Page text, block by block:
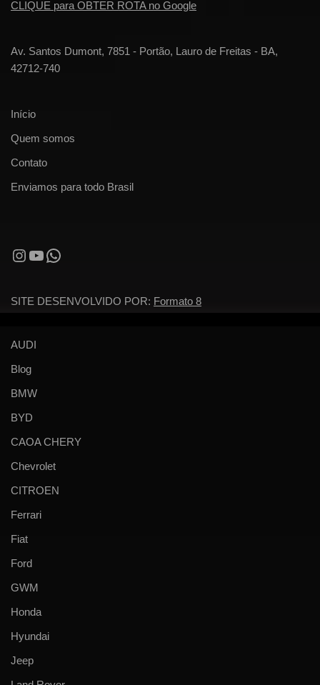
CLIQUE para OBTER ROTA no Google
Av. Santos Dumont, 7851 - Portão, Lauro de Freitas - BA,
42712-740
Início
Quem somos
Contato
Enviamos para todo Brasil
SITE DESENVOLVIDO POR: Formato 8
AUDI
Blog
BMW
BYD
CAOA CHERY
Chevrolet
CITROEN
Ferrari
Fiat
Ford
GWM
Honda
Hyundai
Jeep